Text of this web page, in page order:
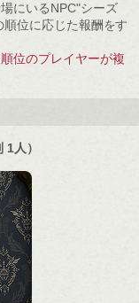
にいるNPC"シーズ
位に応じた報酬をす
位のプレイヤーが複
人）